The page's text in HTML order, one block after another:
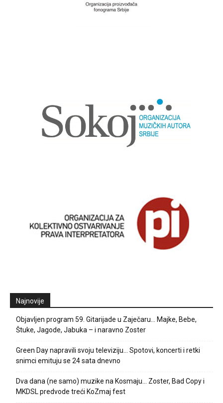
Najnovije
Objavljen program 59. Gitarijade u Zaječaru… Majke, Bebe,
Štuke, Jagode, Jabuka – i naravno Zoster
Green Day napravili svoju televiziju… Spotovi, koncerti i retki
snimci emituju se 24 sata dnevno
Dva dana (ne samo) muzike na Kosmaju… Zoster, Bad Copy i
MKDSL predvode treći KoZmaj fest